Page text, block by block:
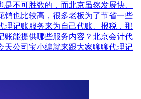
是不可胜数的，而北京虽然发展快、
销也比较高，很多老板为了节省一些
理记账服务来为自己代账、报税，那
账能提供哪些服务内容？北京会计代
天公司宝小编就来跟大家聊聊代理记